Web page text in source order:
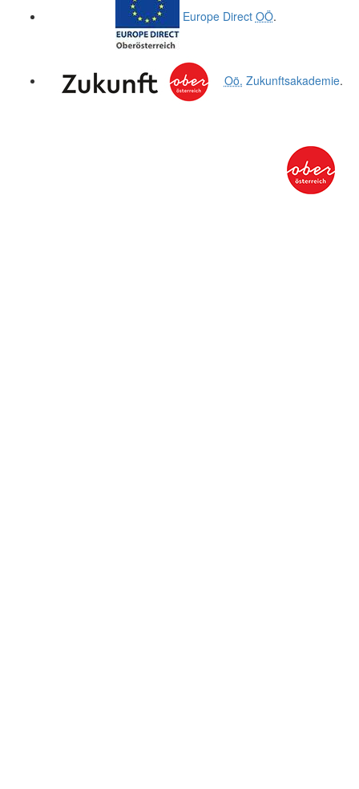
Europe Direct OÖ.
Oö. Zukunftsakademie.